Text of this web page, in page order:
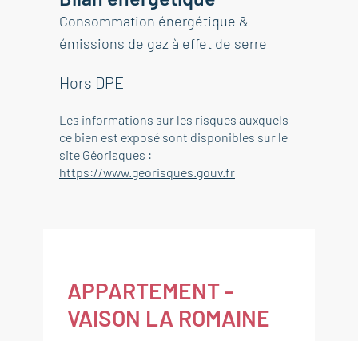
Consommation énergétique &
émissions de gaz à effet de serre
Hors DPE
Les informations sur les risques auxquels
ce bien est exposé sont disponibles sur le
site Géorisques :
https://www.georisques.gouv.fr
APPARTEMENT -
VAISON LA ROMAINE